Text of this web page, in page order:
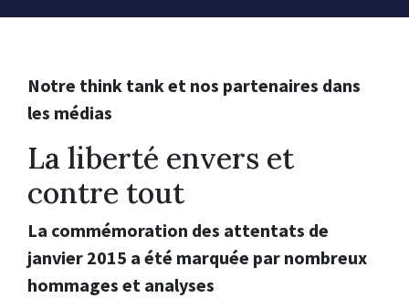
Notre think tank et nos partenaires dans
les médias
La liberté envers et
contre tout
La commémoration des attentats de
janvier 2015 a été marquée par nombreux
hommages et analyses